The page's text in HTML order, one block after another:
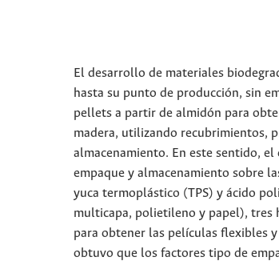
El desarrollo de materiales
hasta su punto de producción, sin
pellets a partir de almidón para
madera, utilizando recubrimientos,
almacenamiento. En este sentido,
empaque y almacenamiento sobre
yuca termoplástico (TPS) y ácido
multicapa, polietileno y papel), tres
para obtener las películas flexibles
obtuvo que los factores tipo de